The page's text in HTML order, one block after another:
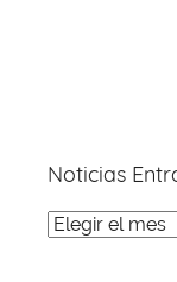
Noticias
Noticias